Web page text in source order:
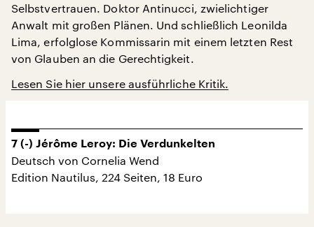
Selbstvertrauen. Doktor Antinucci, zwielichtiger
Anwalt mit großen Plänen. Und schließlich Leonilda
Lima, erfolglose Kommissarin mit einem letzten Rest
von Glauben an die Gerechtigkeit.
Lesen Sie hier unsere ausführliche Kritik.
7 (-) Jérôme Leroy: Die Verdunkelten
Deutsch von Cornelia Wend
Edition Nautilus, 224 Seiten, 18 Euro